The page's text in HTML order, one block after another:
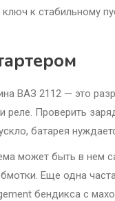
к стабильному
ВАЗ 2112 — это
реле. Проверить
батарея
может быть в нем
Еще одна
бендикса с